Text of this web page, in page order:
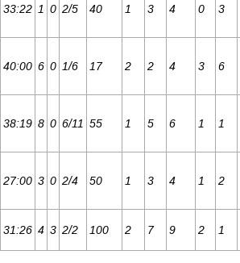
33:22 1 0 2/5 40 1 3 4 0 3
40:00 6 0 1/6 17 2 2 4 3 6
38:19 8 0 6/11 55 1 5 6 1 1
27:00 3 0 2/4 50 1 3 4 1 2
31:26 4 3 2/2 100 2 7 9 2 1